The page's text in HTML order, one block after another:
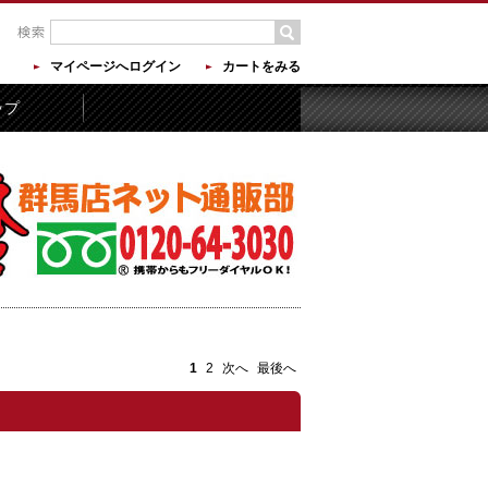
マイページへログイン カートをみる
プ
1 2 次へ 最後へ